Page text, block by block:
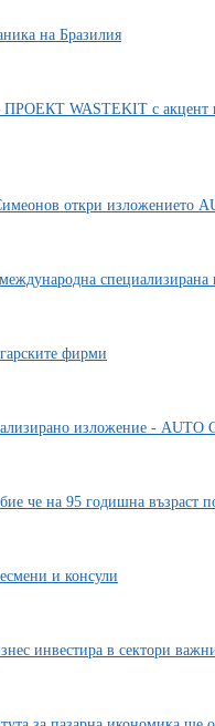
на Бразилия
WASTEKIT с акцент
откри изложението
фирми
изложение - AUTO
че на 95 годишна възраст
и консули
инвестира в сектори